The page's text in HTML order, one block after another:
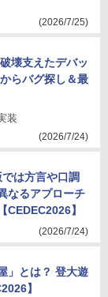
(2026/7/25)
壊支えたデバッ
らバグ探し＆最
装
(2026/7/24)
は方言や口調
なるアプローチ
】
(2026/7/24)
」とは？ 登大遊
】